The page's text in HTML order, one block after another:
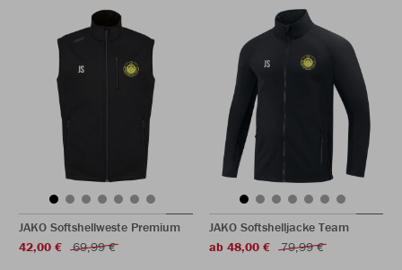
JAKO Softshellweste Premium
42,00 €
69,99 €
JAKO Softshelljacke Team
ab 48,00 €
79,99 €